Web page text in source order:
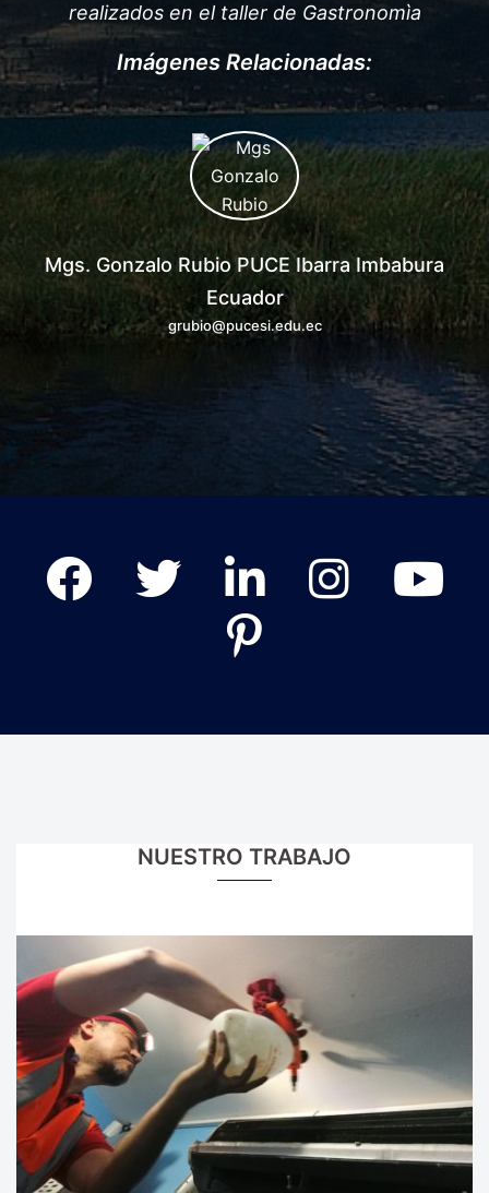
realizados en el taller de Gastronomìa
Imágenes Relacionadas:
Mgs. Gonzalo Rubio PUCE Ibarra Imbabura
Ecuador
grubio@pucesi.edu.ec
Facebook Twitter Linkedin Instagram
Pinterest
NUESTRO TRABAJO